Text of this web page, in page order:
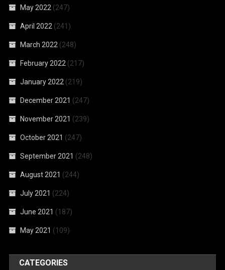
May 2022 (247)
April 2022 (241)
March 2022 (248)
February 2022 (217)
January 2022 (219)
December 2021 (247)
November 2021 (239)
October 2021 (247)
September 2021 (248)
August 2021 (244)
July 2021 (224)
June 2021 (187)
May 2021 (109)
CATEGORIES